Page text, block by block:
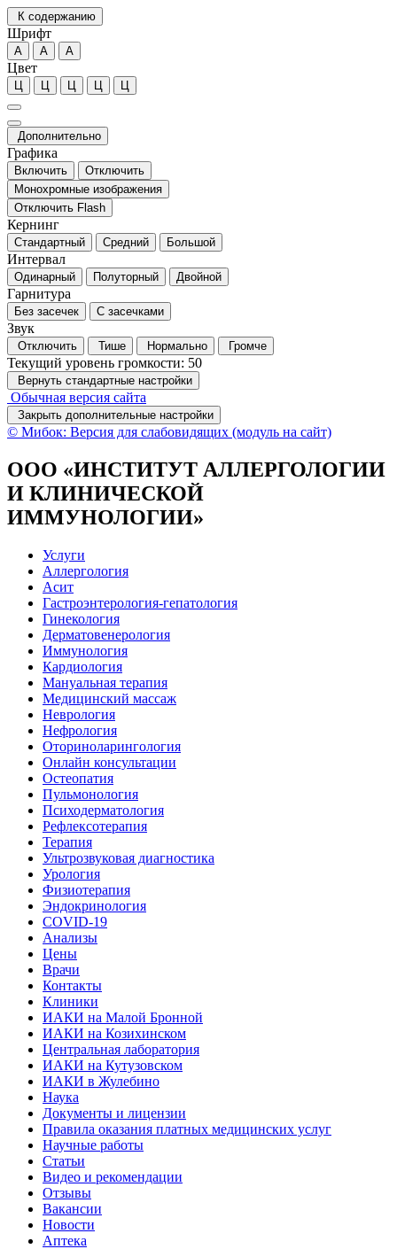
К содержанию
Шрифт
А А А
Цвет
Ц Ц Ц Ц Ц
Дополнительно
Графика
Включить
Отключить
Монохромные изображения
Отключить Flash
Кернинг
Стандартный Средний Большой
Интервал
Одинарный Полуторный Двойной
Гарнитура
Без засечек С засечками
Звук
Отключить Тише Нормально Громче
Текущий уровень громкости: 50
Вернуть стандартные настройки
Обычная версия сайта
Закрыть дополнительные настройки
© Мибок: Версия для слабовидящих (модуль на сайт)
ООО «ИНСТИТУТ АЛЛЕРГОЛОГИИ
И КЛИНИЧЕСКОЙ
ИММУНОЛОГИИ»
Услуги
Аллергология
Асит
Гастроэнтерология-гепатология
Гинекология
Дерматовенерология
Иммунология
Кардиология
Мануальная терапия
Медицинский массаж
Неврология
Нефрология
Оториноларингология
Онлайн консультации
Остеопатия
Пульмонология
Психодерматология
Рефлексотерапия
Терапия
Ультрозвуковая диагностика
Урология
Физиотерапия
Эндокринология
COVID-19
Анализы
Цены
Врачи
Контакты
Клиники
ИАКИ на Малой Бронной
ИАКИ на Козихинском
Центральная лаборатория
ИАКИ на Кутузовском
ИАКИ в Жулебино
Наука
Документы и лицензии
Правила оказания платных медицинских услуг
Научные работы
Статьи
Видео и рекомендации
Отзывы
Вакансии
Новости
Аптека